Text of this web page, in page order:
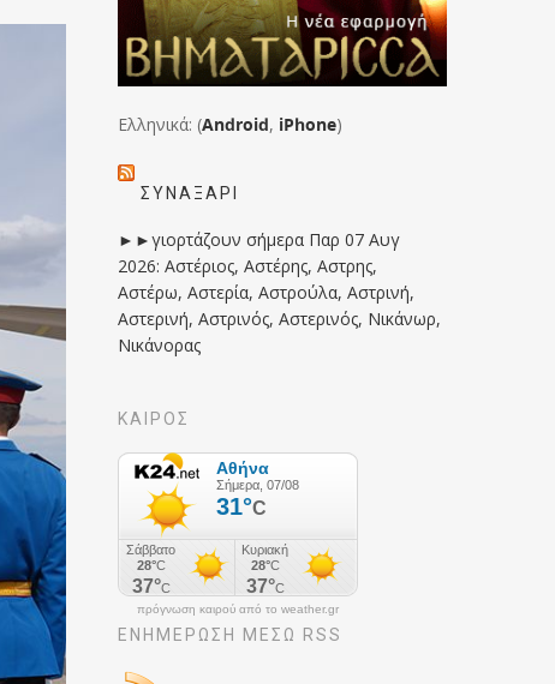
Ελληνικά: (Android, iPhone)
ΣΥΝΑΞΆΡΙ
►►γιορτάζουν σήμερα Παρ 07 Αυγ
2026: Αστέριος, Αστέρης, Αστρης,
Αστέρω, Αστερία, Αστρούλα, Αστρινή,
Αστερινή, Αστρινός, Αστερινός, Νικάνωρ,
Νικάνορας
ΚΑΙΡΟΣ
πρόγνωση καιρού από το weather.gr
ΕΝΗΜΈΡΩΣΉ ΜΕΣΩ RSS